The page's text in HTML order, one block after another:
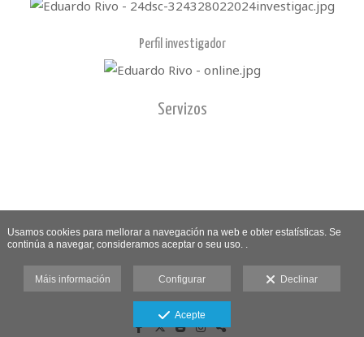
Perfil investigador
Servizos
Usamos cookies para mellorar a navegación na web e obter estatísticas. Se
continúa a navegar, consideramos aceptar o seu uso. .
Máis información Configurar Declinar
Acepte